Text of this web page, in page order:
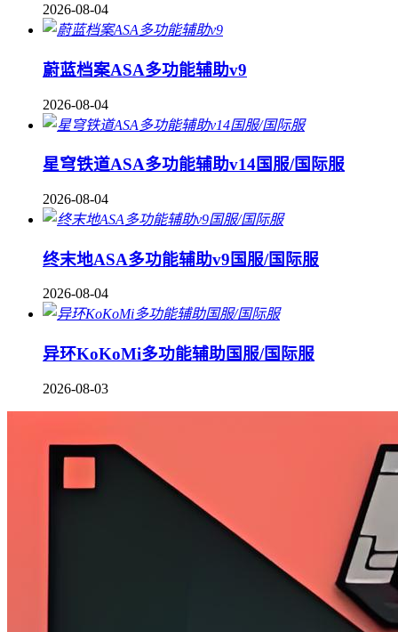
2026-08-04
蔚蓝档案ASA多功能辅助v9
2026-08-04
星穹铁道ASA多功能辅助v14国服/国际服
2026-08-04
终末地ASA多功能辅助v9国服/国际服
2026-08-04
异环KoKoMi多功能辅助国服/国际服
2026-08-03